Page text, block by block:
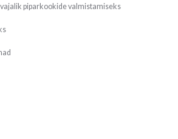
piparkookide valmistamiseks